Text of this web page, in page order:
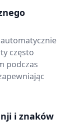
często
podczas
i znaków